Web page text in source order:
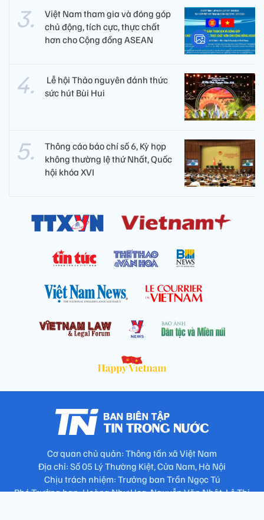
Việt Nam tham gia và đóng góp
chủ động, tích cực, thực chất
hơn cho Cộng đồng ASEAN
​ Lễ hội Thảo nguyên đánh thức
sức hút Bùi Hui
Thông cáo báo chí số 6, Kỳ họp
không thường lệ thứ Nhất, Quốc
hội khóa XVI
Cơ quan chủ quản: Thông tấn xã Việt Nam
Địa chỉ: Số 05 Lý Thường Kiệt, Cửa Nam, Hà Nội
Chịu trách nhiệm: Trưởng ban Trần Ngọc Tú
Phó Trưởng ban: Hoàng Như Hoa, Nguyễn Văn Nhật, Lê Thị